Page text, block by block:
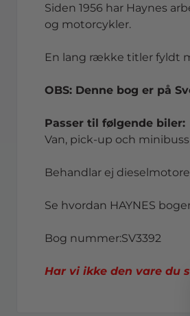
Siden 1956 har Haynes
og motorcykler.
En lang række titler fyldt
OBS: Denne bog er på
Passer til følgende biler:
Van, pick-up och
Behandlar ej
Se hvordan HAYNES
Bog nummer:SV3392
Har vi ikke den vare du